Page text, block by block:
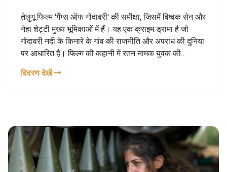
तेलुगू फिल्म 'गैंग्स ऑफ गोदावरी' की समीक्षा, जिसमें विष्वक सेन और
नेहा शेट्टी मुख्य भूमिकाओं में हैं। यह एक क्राइम ड्रामा है जो
गोदावरी नदी के किनारे के गांव की राजनीति और अपराध की दुनिया
पर आधारित है। फिल्म की कहानी में रतन नामक युवक की
विवरण देखें